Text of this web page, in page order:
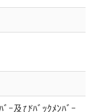
ﾞｰ及びﾊﾞｯｸﾒﾝﾊﾞｰ